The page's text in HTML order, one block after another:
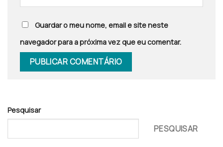
Guardar o meu nome, email e site neste
navegador para a próxima vez que eu comentar.
Pesquisar
PESQUISAR